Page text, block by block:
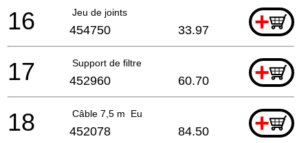
Jeu de joints +
16 454750 33.97
Support de filtre +
17 452960 60.70
Câble 7,5 m Eu +
18 452078 84.50